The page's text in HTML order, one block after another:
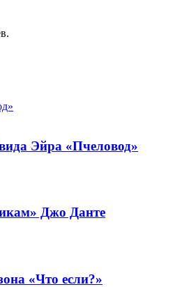
Эйра «Пчеловод»
Джо Данте
«Что если?»